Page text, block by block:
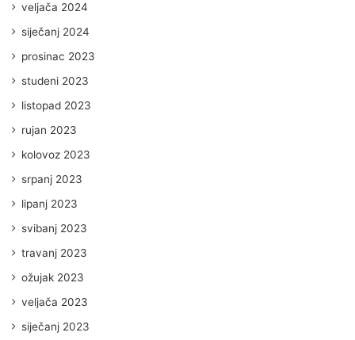
veljača 2024
siječanj 2024
prosinac 2023
studeni 2023
listopad 2023
rujan 2023
kolovoz 2023
srpanj 2023
lipanj 2023
svibanj 2023
travanj 2023
ožujak 2023
veljača 2023
siječanj 2023